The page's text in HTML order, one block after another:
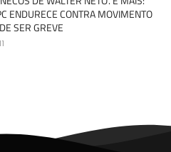
ENDURECE CONTRA MOVIMENTO
SER GREVE